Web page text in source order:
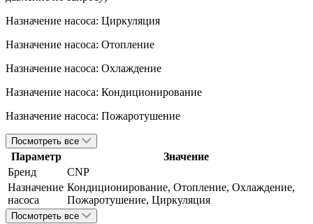
Назначение насоса: Циркуляция
Назначение насоса: Отопление
Назначение насоса: Охлаждение
Назначение насоса: Кондиционирование
Назначение насоса: Пожаротушение
Посмотреть все
Параметр
Значение
Бренд
CNP
Назначение
насоса
Кондиционирование, Отопление, Охлаждение,
Пожаротушение, Циркуляция
Посмотреть все